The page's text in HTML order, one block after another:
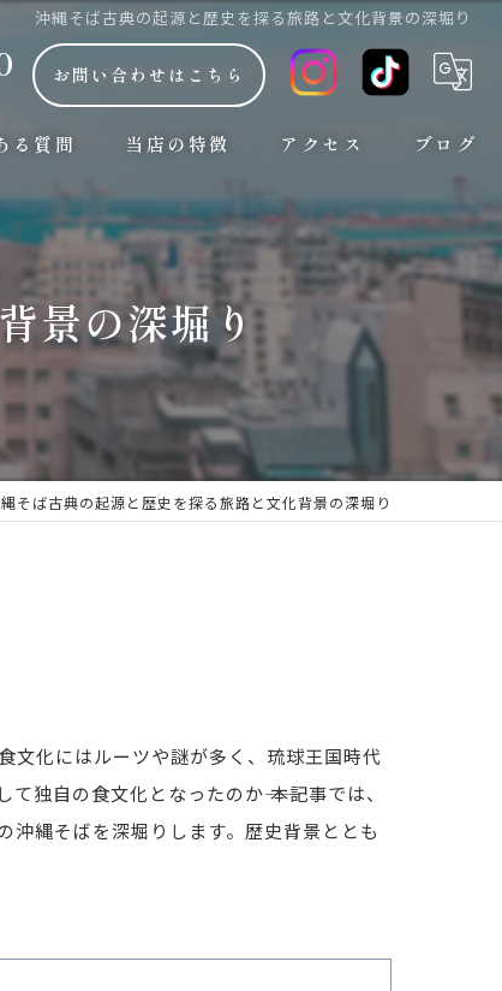
沖縄そば古典の起源と歴史を探る旅路と文化背景の深堀り
お問い合わせはこちら
る質問 当店の特徴
朝7時から
観光
ランチ
お手頃な安い価格
おしゃれ
アクセス ブログ
コラム
景の深堀り
そば古典の起源と歴史を探る旅路と文化背景の深堀り
文化にはルーツや謎が多く、琉球王国時代
自の食文化となったのか―― 本記事では、
沖縄そばを深堀りします。歴史背景ととも